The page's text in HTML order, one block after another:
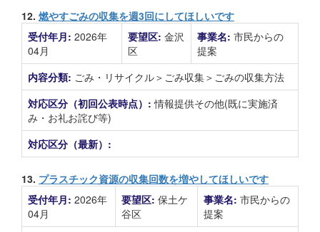
12. 燃やすごみの収集を週3回にしてほしいです
受付年月: 2026年
04月
要望区: 金沢
区
事業名: 市民からの
提案
内容分類: ごみ・リサイクル＞ごみ収集＞ごみの収集方法
対応区分（初回公表時点）:情報提供その他(既に実施済
み・お礼お詫び等)
対応区分（最新）:
13. プラスチック資源の収集回数を増やしてほしいです
受付年月: 2026年
04月
要望区: 保土ケ
谷区
事業名: 市民からの
提案